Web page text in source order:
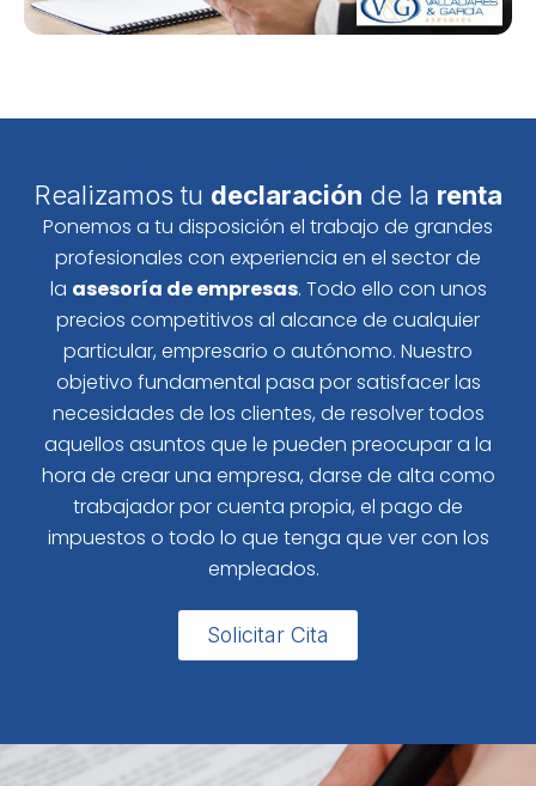
Realizamos tu declaración de la renta
Ponemos a tu disposición el trabajo de grandes
profesionales con experiencia en el sector de
la asesoría de empresas. Todo ello con unos
precios competitivos al alcance de cualquier
particular, empresario o autónomo. Nuestro
objetivo fundamental pasa por satisfacer las
necesidades de los clientes, de resolver todos
aquellos asuntos que le pueden preocupar a la
hora de crear una empresa, darse de alta como
trabajador por cuenta propia, el pago de
impuestos o todo lo que tenga que ver con los
empleados.
Solicitar Cita